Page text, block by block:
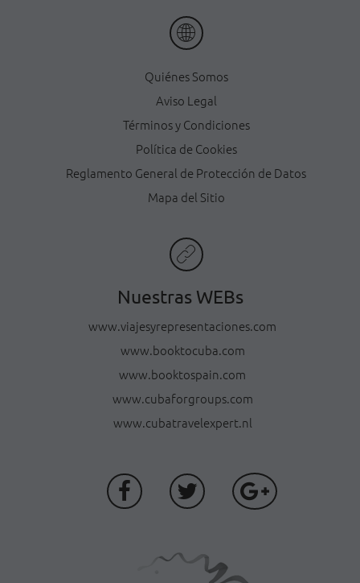
Quiénes Somos
Aviso Legal
Términos y Condiciones
Política de Cookies
Reglamento General de Protección de Datos
Mapa del Sitio
Nuestras WEBs
www.viajesyrepresentaciones.com
www.booktocuba.com
www.booktospain.com
www.cubaforgroups.com
www.cubatravelexpert.nl